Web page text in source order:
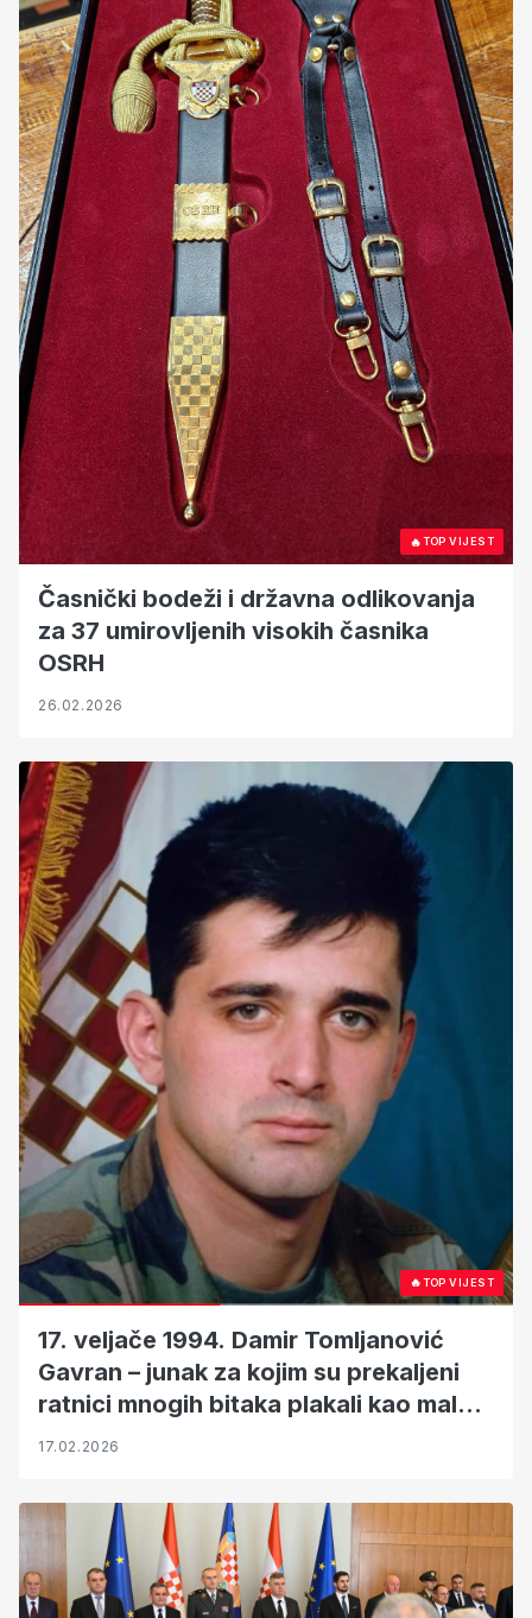
🔥TOP VIJEST
Časnički bodeži i državna odlikovanja
za 37 umirovljenih visokih časnika
OSRH
26.02.2026
🔥TOP VIJEST
17. veljače 1994. Damir Tomljanović
Gavran – junak za kojim su prekaljeni
ratnici mnogih bitaka plakali kao mala
djeca!
17.02.2026